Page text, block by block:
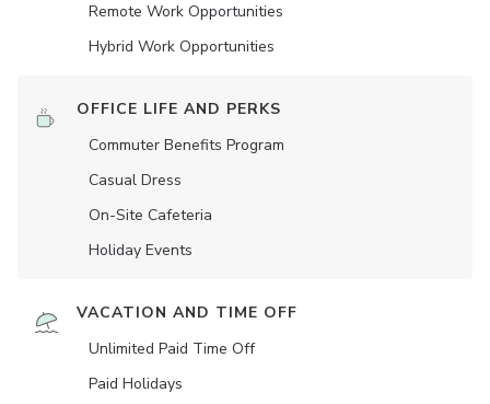
Remote Work Opportunities
Hybrid Work Opportunities
OFFICE LIFE AND PERKS
Commuter Benefits Program
Casual Dress
On-Site Cafeteria
Holiday Events
VACATION AND TIME OFF
Unlimited Paid Time Off
Paid Holidays